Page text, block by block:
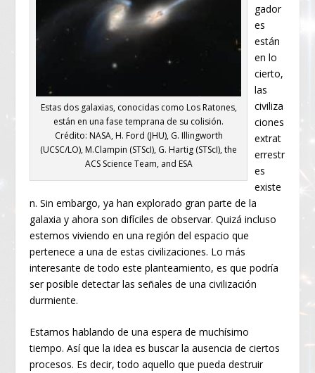
Estas dos galaxias, conocidas como Los Ratones,
están en una fase temprana de su colisión.
Crédito: NASA, H. Ford (JHU), G. Illingworth
(UCSC/LO), M.Clampin (STScI), G. Hartig (STScI), the
ACS Science Team, and ESA
gador
es
están
en lo
cierto,
las
civiliza
ciones
extrat
errestr
es
existe
n. Sin embargo, ya han explorado gran parte de la
galaxia y ahora son difíciles de observar. Quizá incluso
estemos viviendo en una región del espacio que
pertenece a una de estas civilizaciones. Lo más
interesante de todo este planteamiento, es que podría
ser posible detectar las señales de una civilización
durmiente.
Estamos hablando de una espera de muchísimo
tiempo. Así que la idea es buscar la ausencia de ciertos
procesos. Es decir, todo aquello que pueda destruir